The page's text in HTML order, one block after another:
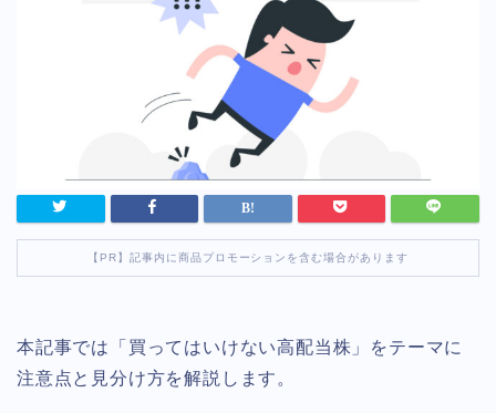
【PR】記事内に商品プロモーションを含む場合があります
本記事では「買ってはいけない高配当株」をテーマに
注意点と見分け方を解説します。